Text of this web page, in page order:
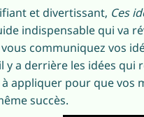
et divertissant, Ces
indispensable qui va
communiquez vos
y a derrière les idées qui
appliquer pour que vos
succès.